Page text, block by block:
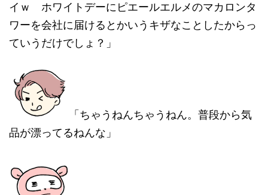
イｗ ホワイトデーにピエールエルメのマカロンタ
ワーを会社に届けるとかいうキザなことしたからっ
ていうだけでしょ？」
「ちゃうねんちゃうねん。普段から気
品が漂ってるねんな」